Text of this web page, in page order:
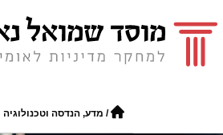
/ מדע, הנדסה וטכנולוגיה